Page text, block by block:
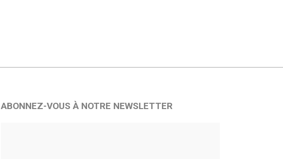
ABONNEZ-VOUS À NOTRE NEWSLETTER